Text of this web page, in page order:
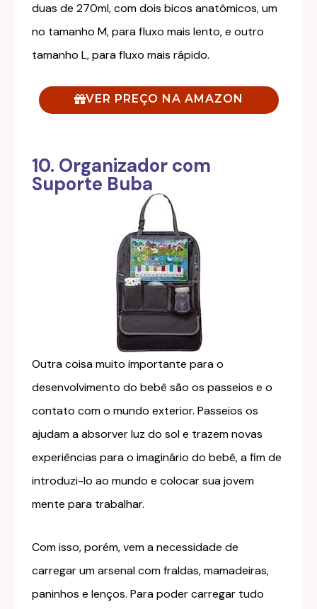
duas de 270ml, com dois bicos anatômicos, um
no tamanho M, para fluxo mais lento, e outro
tamanho L, para fluxo mais rápido.
VER PREÇO NA AMAZON
10. Organizador com
Suporte Buba
Outra coisa muito importante para o
desenvolvimento do bebê são os passeios e o
contato com o mundo exterior. Passeios os
ajudam a absorver luz do sol e trazem novas
experiências para o imaginário do bebê, a fim de
introduzi-lo ao mundo e colocar sua jovem
mente para trabalhar.
Com isso, porém, vem a necessidade de
carregar um arsenal com fraldas, mamadeiras,
paninhos e lenços. Para poder carregar tudo